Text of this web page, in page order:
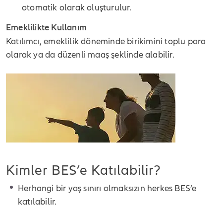
otomatik olarak oluşturulur.
Emeklilikte Kullanım
Katılımcı, emeklilik döneminde birikimini toplu para
olarak ya da düzenli maaş şeklinde alabilir.
Kimler BES’e Katılabilir?
Herhangi bir yaş sınırı olmaksızın herkes BES’e
katılabilir.